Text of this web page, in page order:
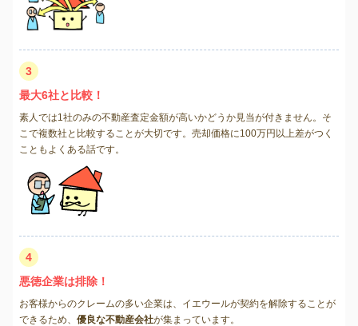
3
最大6社と比較！
素人では1社のみの不動産査定金額が高いかどうか見当が付きません。そ
こで複数社と比較することが大切です。売却価格に100万円以上差がつく
こともよくある話です。
4
悪徳企業は排除！
お客様からのクレームの多い企業は、イエウールが契約を解除することが
できるため、 優良な不動産会社が集まっています。